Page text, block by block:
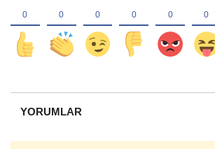
YORUMLAR